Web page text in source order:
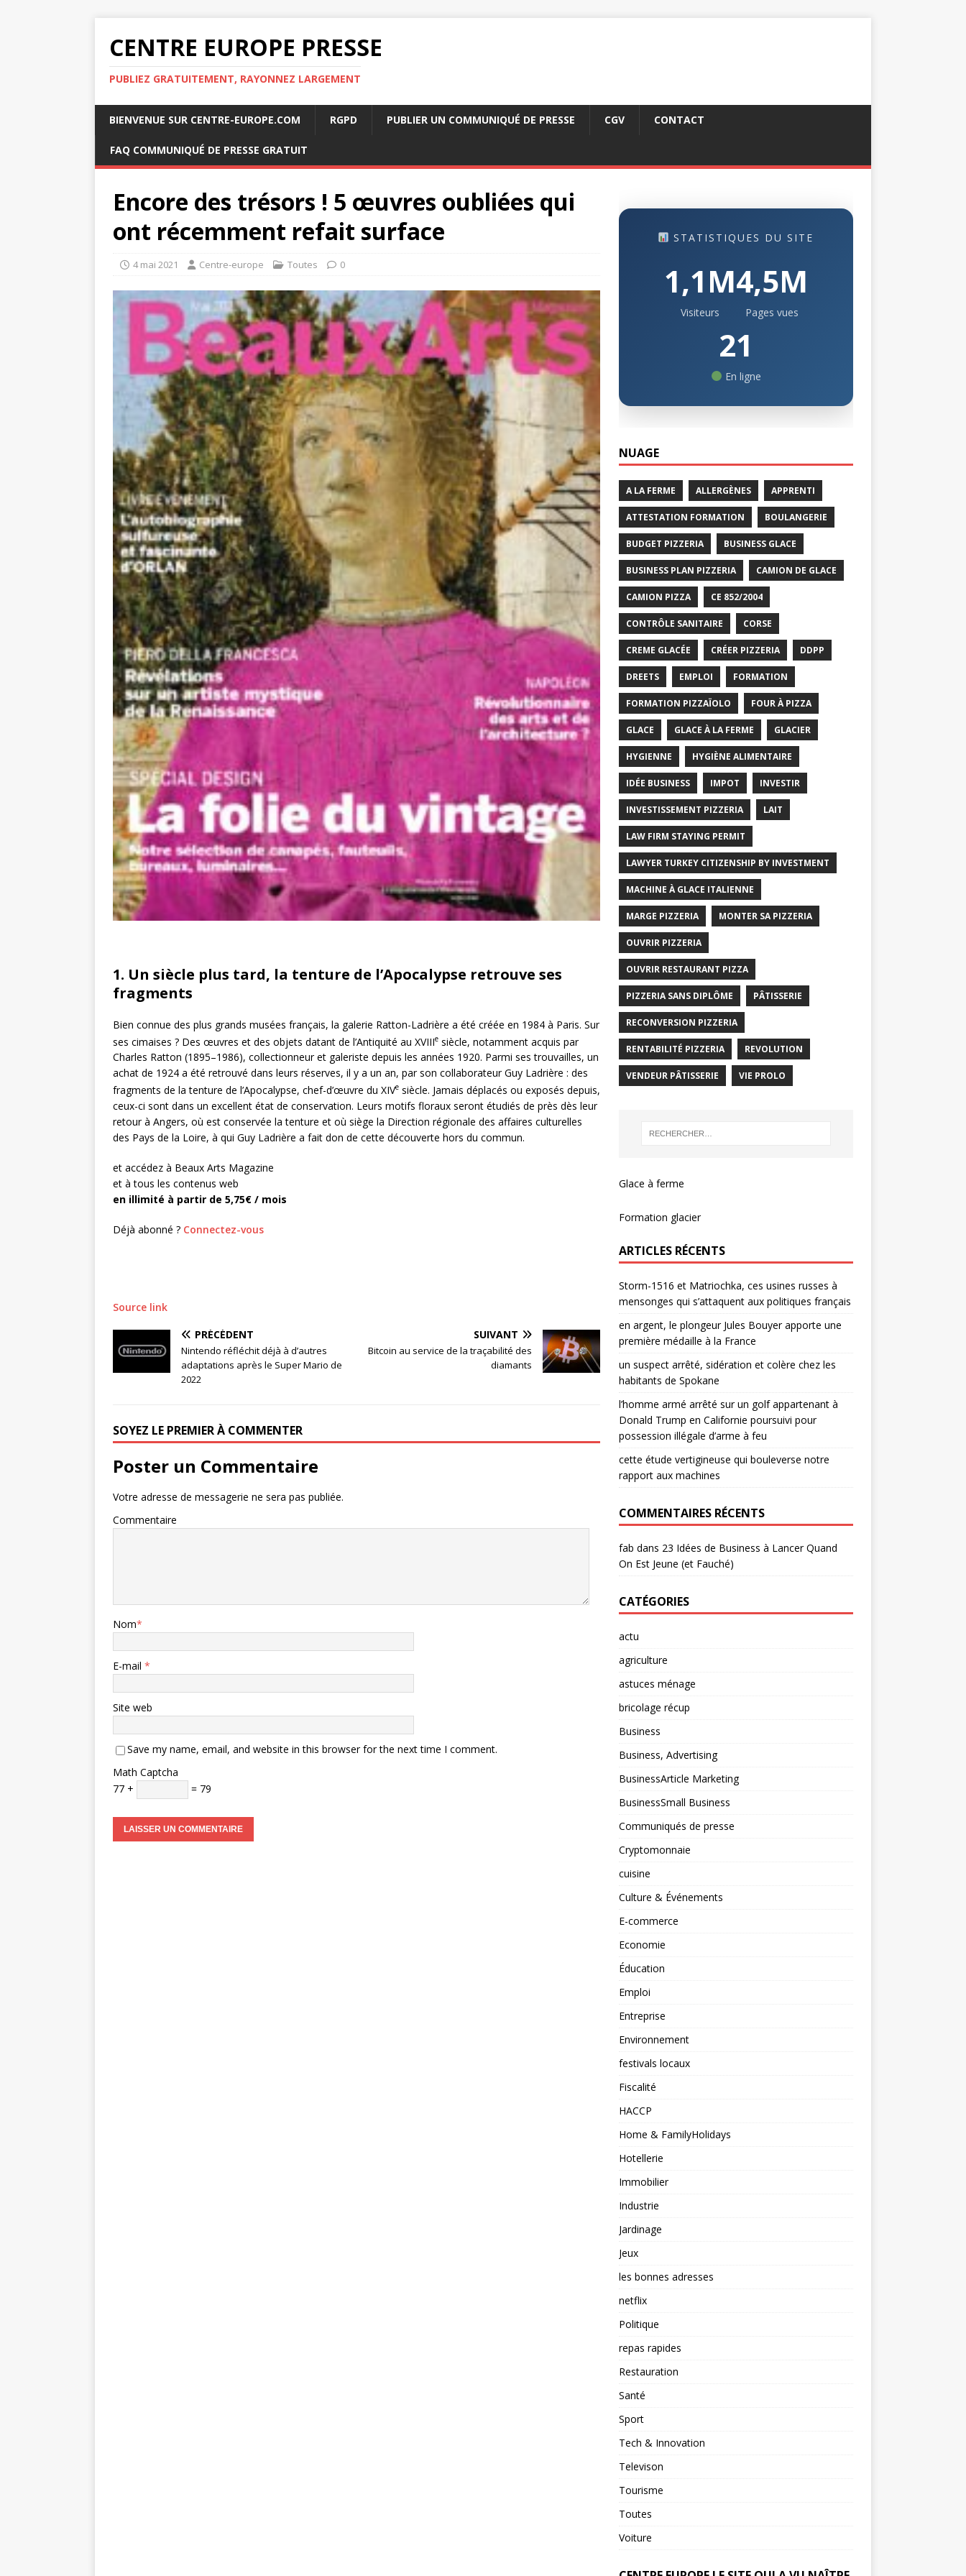
CENTRE EUROPE PRESSE
PUBLIEZ GRATUITEMENT, RAYONNEZ LARGEMENT
BIENVENUE SUR CENTRE-EUROPE.COM RGPD PUBLIER UN COMMUNIQUÉ DE PRESSE CGV CONTACT
FAQ COMMUNIQUÉ DE PRESSE GRATUIT
Encore des trésors ! 5 œuvres oubliées qui
ont récemment refait surface
4 mai 2021 Centre-europe Toutes 0
1. Un siècle plus tard, la tenture de l’Apocalypse retrouve ses
fragments
Bien connue des plus grands musées français, la galerie Ratton-Ladrière a été créée en 1984 à Paris. Sur
ses cimaises ? Des œuvres et des objets datant de l’Antiquité au XVIIIe siècle, notamment acquis par
Charles Ratton (1895–1986), collectionneur et galeriste depuis les années 1920. Parmi ses trouvailles, un
achat de 1924 a été retrouvé dans leurs réserves, il y a un an, par son collaborateur Guy Ladrière : des
fragments de la tenture de l’Apocalypse, chef-d’œuvre du XIVe siècle. Jamais déplacés ou exposés depuis,
ceux-ci sont dans un excellent état de conservation. Leurs motifs floraux seront étudiés de près dès leur
retour à Angers, où est conservée la tenture et où siège la Direction régionale des affaires culturelles
des Pays de la Loire, à qui Guy Ladrière a fait don de cette découverte hors du commun.
et accédez à Beaux Arts Magazine
et à tous les contenus web
en illimité à partir de 5,75€ / mois
Déjà abonné ? Connectez-vous
Source link
PRÉCÉDENT
Nintendo réfléchit déjà à d’autres
adaptations après le Super Mario de
2022
SUIVANT
Bitcoin au service de la traçabilité des
diamants
SOYEZ LE PREMIER À COMMENTER
Poster un Commentaire
Votre adresse de messagerie ne sera pas publiée.
Commentaire
Nom*
E-mail *
Site web
Save my name, email, and website in this browser for the next time I comment.
Math Captcha
77 +
= 79
STATISTIQUES DU SITE
1,1M
Visiteurs
4,5M
Pages vues
21
En ligne
NUAGE
A LA FERME ALLERGÈNES APPRENTI
ATTESTATION FORMATION BOULANGERIE
BUDGET PIZZERIA BUSINESS GLACE
BUSINESS PLAN PIZZERIA CAMION DE GLACE
CAMION PIZZA CE 852/2004
CONTRÔLE SANITAIRE CORSE
CREME GLACÉE CRÉER PIZZERIA DDPP
DREETS EMPLOI FORMATION
FORMATION PIZZAÏOLO FOUR À PIZZA
GLACE GLACE À LA FERME GLACIER
HYGIENNE HYGIÈNE ALIMENTAIRE
IDÉE BUSINESS IMPOT INVESTIR
INVESTISSEMENT PIZZERIA LAIT
LAW FIRM STAYING PERMIT
LAWYER TURKEY CITIZENSHIP BY INVESTMENT
MACHINE À GLACE ITALIENNE
MARGE PIZZERIA MONTER SA PIZZERIA
OUVRIR PIZZERIA
OUVRIR RESTAURANT PIZZA
PIZZERIA SANS DIPLÔME PÂTISSERIE
RECONVERSION PIZZERIA
RENTABILITÉ PIZZERIA REVOLUTION
VENDEUR PÂTISSERIE VIE PROLO
Glace à ferme
Formation glacier
ARTICLES RÉCENTS
Storm-1516 et Matriochka, ces usines russes à
mensonges qui s’attaquent aux politiques français
en argent, le plongeur Jules Bouyer apporte une
première médaille à la France
un suspect arrêté, sidération et colère chez les
habitants de Spokane
l’homme armé arrêté sur un golf appartenant à
Donald Trump en Californie poursuivi pour
possession illégale d’arme à feu
cette étude vertigineuse qui bouleverse notre
rapport aux machines
COMMENTAIRES RÉCENTS
fab dans 23 Idées de Business à Lancer Quand
On Est Jeune (et Fauché)
CATÉGORIES
actu
agriculture
astuces ménage
bricolage récup
Business
Business, Advertising
BusinessArticle Marketing
BusinessSmall Business
Communiqués de presse
Cryptomonnaie
cuisine
Culture & Événements
E-commerce
Economie
Éducation
Emploi
Entreprise
Environnement
festivals locaux
Fiscalité
HACCP
Home & FamilyHolidays
Hotellerie
Immobilier
Industrie
Jardinage
Jeux
les bonnes adresses
netflix
Politique
repas rapides
Restauration
Santé
Sport
Tech & Innovation
Televison
Tourisme
Toutes
Voiture